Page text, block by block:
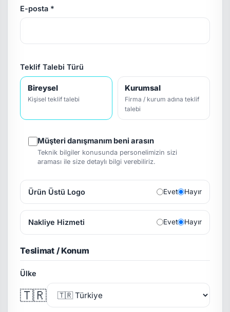
E-posta *
Teklif Talebi Türü
Bireysel
Kişisel teklif talebi
Kurumsal
Firma / kurum adına teklif
talebi
Müşteri danışmanım beni arasın
Teknik bilgiler konusunda personelimizin sizi
araması ile size detaylı bilgi verebiliriz.
Ürün Üstü Logo Evet Hayır
Nakliye Hizmeti Evet Hayır
Teslimat / Konum
Ülke
🇹🇷